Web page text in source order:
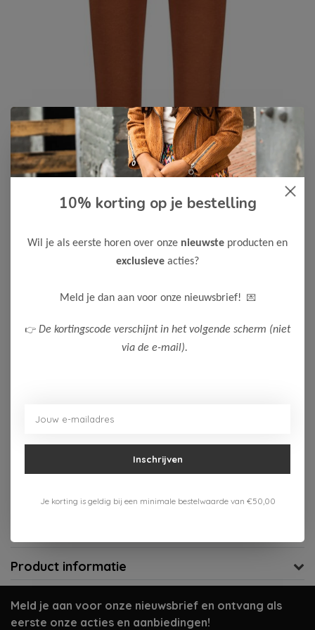
B Nosy Meisjes Mini Legging Lory
Kleur: Cappucino
Op voorraad (1)
Gratis verzenden vanaf 75,-
Meer informatie?Neem contact op over dit product
Product informatie
Meld je aan voor onze nieuwsbrief en ontvang als
eerste onze acties en aanbiedingen!
10% korting op je bestelling
Wil je als eerste horen over onze nieuwste producten en
exclusieve acties?
Meld je dan aan voor onze nieuwsbrief! 💌
👉 De kortingscode verschijnt in het volgende scherm (niet
via de e-mail).
Inschrijven
Je korting is geldig bij een minimale bestelwaarde van €50,00